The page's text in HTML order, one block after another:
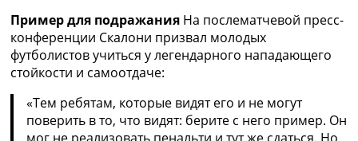
Испания. Ла Лига
Другие Турниры >>>
Таблицы
Таблицы групп Чемпионата Мира
Украина. Первая Лига
Лига Чемпионов. Таблицы групп
Пример для подражания На послематчевой пресс-
конференции Скалони призвал молодых
футболистов учиться у легендарного нападающего
стойкости и самоотдаче:
«Тем ребятам, которые видят его и не могут
поверить в то, что видят: берите с него пример. Он